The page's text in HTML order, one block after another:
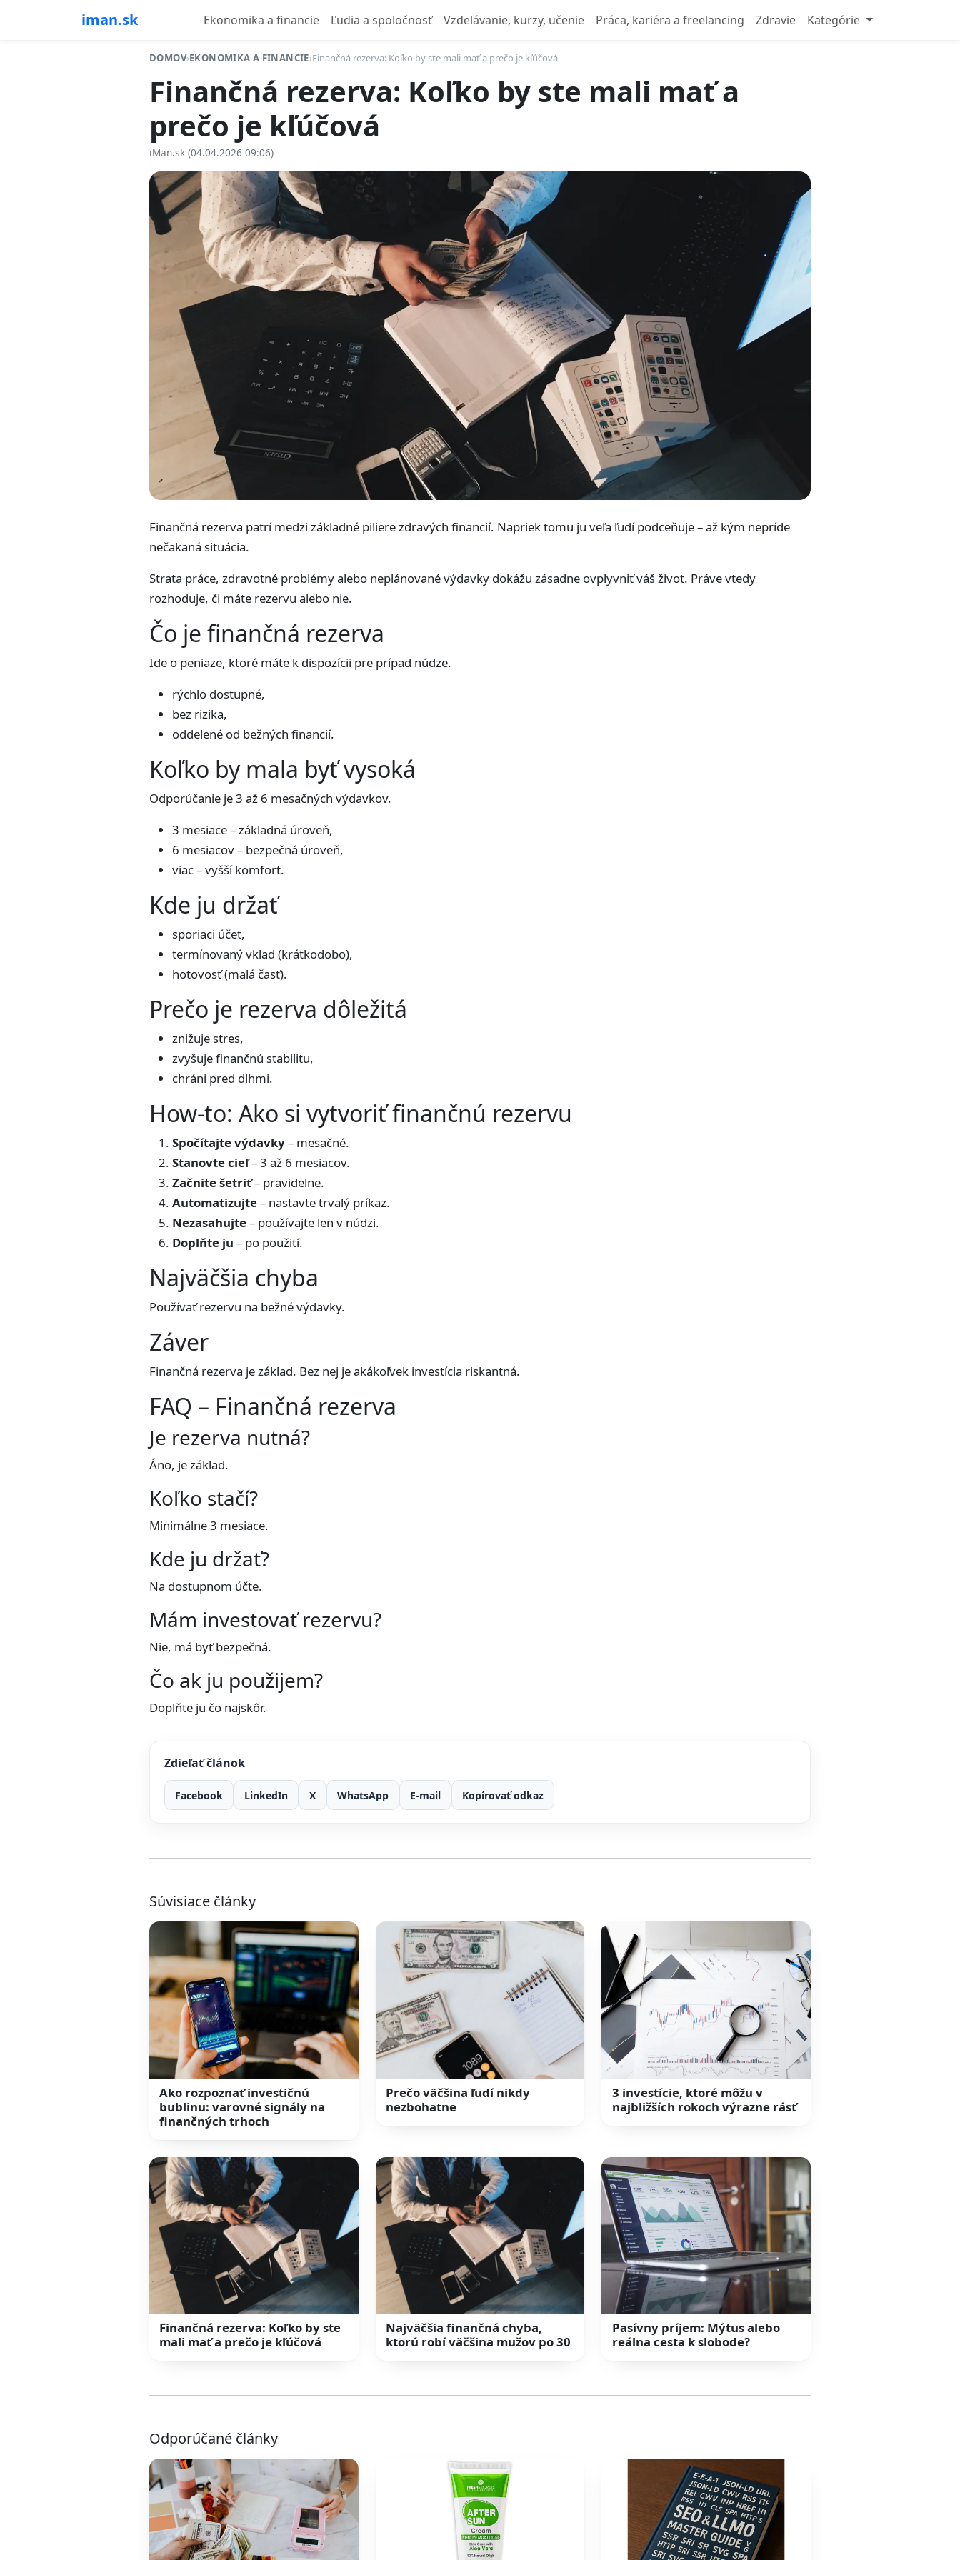
iman.sk Ekonomika a financie Ľudia a spoločnosť Vzdelávanie, kurzy, učenie Práca, kariéra a freelancing Zdravie Kategórie
DOMOV›EKONOMIKA A FINANCIE›Finančná rezerva: Koľko by ste mali mať a prečo je kľúčová
Finančná rezerva: Koľko by ste mali mať a
prečo je kľúčová
iMan.sk (04.04.2026 09:06)
Finančná rezerva patrí medzi základné piliere zdravých financií. Napriek tomu ju veľa ľudí podceňuje – až kým nepríde
nečakaná situácia.
Strata práce, zdravotné problémy alebo neplánované výdavky dokážu zásadne ovplyvniť váš život. Práve vtedy
rozhoduje, či máte rezervu alebo nie.
Čo je finančná rezerva
Ide o peniaze, ktoré máte k dispozícii pre prípad núdze.
rýchlo dostupné,
bez rizika,
oddelené od bežných financií.
Koľko by mala byť vysoká
Odporúčanie je 3 až 6 mesačných výdavkov.
3 mesiace – základná úroveň,
6 mesiacov – bezpečná úroveň,
viac – vyšší komfort.
Kde ju držať
sporiaci účet,
termínovaný vklad (krátkodobo),
hotovosť (malá časť).
Prečo je rezerva dôležitá
znižuje stres,
zvyšuje finančnú stabilitu,
chráni pred dlhmi.
How-to: Ako si vytvoriť finančnú rezervu
Spočítajte výdavky– mesačné.
Stanovte cieľ– 3 až 6 mesiacov.
Začnite šetriť– pravidelne.
Automatizujte– nastavte trvalý príkaz.
Nezasahujte– používajte len v núdzi.
Doplňte ju – po použití.
Najväčšia chyba
Používať rezervu na bežné výdavky.
Záver
Finančná rezerva je základ. Bez nej je akákoľvek investícia riskantná.
FAQ – Finančná rezerva
Je rezerva nutná?
Áno, je základ.
Koľko stačí?
Minimálne 3 mesiace.
Kde ju držať?
Na dostupnom účte.
Mám investovať rezervu?
Nie, má byť bezpečná.
Čo ak ju použijem?
Doplňte ju čo najskôr.
Zdieľať článok
Facebook LinkedIn X WhatsApp E-mail Kopírovať odkaz
Súvisiace články
Ako rozpoznať investičnú
bublinu: varovné signály na
finančných trhoch
Prečo väčšina ľudí nikdy
nezbohatne
3 investície, ktoré môžu v
najbližších rokoch výrazne rásť
Finančná rezerva: Koľko by ste
mali mať a prečo je kľúčová
Najväčšia finančná chyba,
ktorú robí väčšina mužov po 30
Pasívny príjem: Mýtus alebo
reálna cesta k slobode?
Odporúčané články